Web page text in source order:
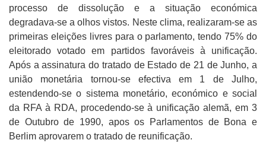
processo de dissolução e a situação económica
degradava-se a olhos vistos. Neste clima, realizaram-se as
primeiras eleições livres para o parlamento, tendo 75% do
eleitorado votado em partidos favoráveis à unificação.
Após a assinatura do tratado de Estado de 21 de Junho, a
união monetária tornou-se efectiva em 1 de Julho,
estendendo-se o sistema monetário, económico e social
da RFA à RDA, procedendo-se à unificação alemã, em 3
de Outubro de 1990, apos os Parlamentos de Bona e
Berlim aprovarem o tratado de reunificação.